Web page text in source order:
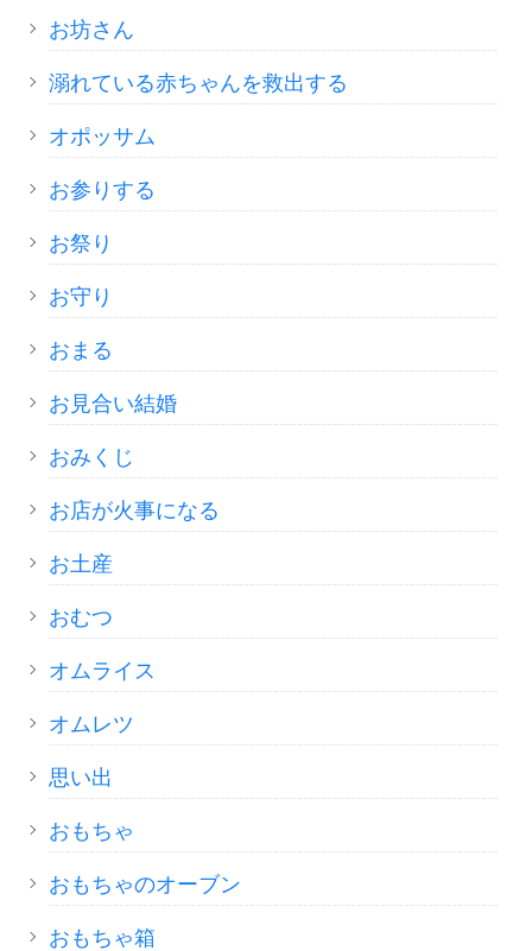
お坊さん
溺れている赤ちゃんを救出する
オポッサム
お参りする
お祭り
お守り
おまる
お見合い結婚
おみくじ
お店が火事になる
お土産
おむつ
オムライス
オムレツ
思い出
おもちゃ
おもちゃのオーブン
おもちゃ箱